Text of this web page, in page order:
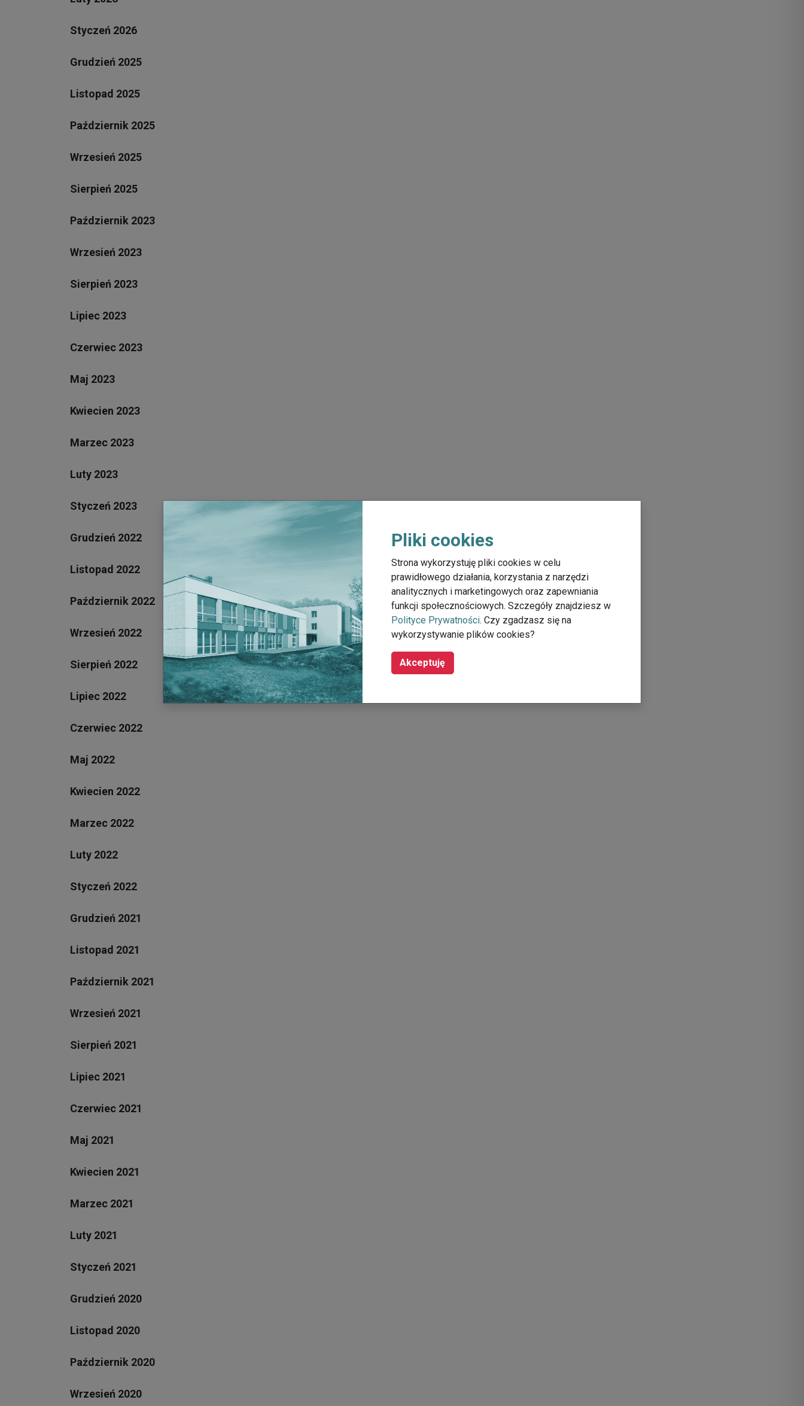
Styczeń 2026
Grudzień 2025
Listopad 2025
Październik 2025
Wrzesień 2025
Sierpień 2025
Październik 2023
Wrzesień 2023
Sierpień 2023
Lipiec 2023
Czerwiec 2023
Maj 2023
Kwiecien 2023
Marzec 2023
Luty 2023
Styczeń 2023
Grudzień 2022
Listopad 2022
Październik 2022
Wrzesień 2022
Sierpień 2022
Lipiec 2022
Czerwiec 2022
Maj 2022
Kwiecien 2022
Marzec 2022
Luty 2022
Styczeń 2022
Grudzień 2021
Listopad 2021
Październik 2021
Wrzesień 2021
Sierpień 2021
Lipiec 2021
Czerwiec 2021
Maj 2021
Kwiecien 2021
Marzec 2021
Luty 2021
Styczeń 2021
Grudzień 2020
Listopad 2020
Październik 2020
Wrzesień 2020
Pliki cookies
Strona wykorzystuję pliki cookies w celu
prawidłowego działania, korzystania z narzędzi
analitycznych i marketingowych oraz zapewniania
funkcji społecznościowych. Szczegóły znajdziesz w
Polityce Prywatności. Czy zgadzasz się na
wykorzystywanie plików cookies?
Akceptuję